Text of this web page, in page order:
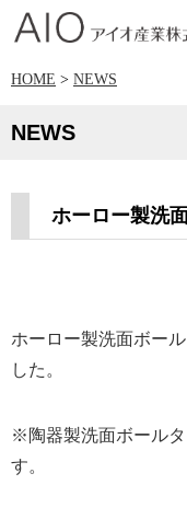
HOME > NEWS
NEWS
ホーロー製洗
ホーロー製洗面ボー
した。
※陶器製洗面ボール
す。